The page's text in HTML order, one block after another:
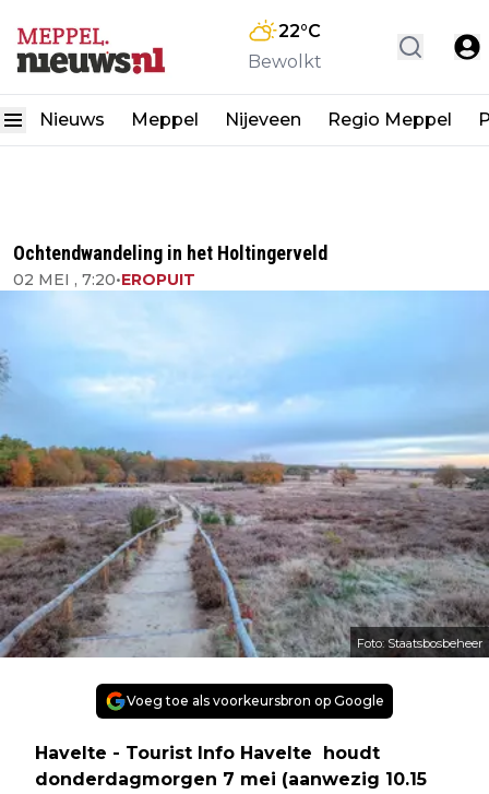
22°C
Bewolkt
Nieuws Meppel Nijeveen Regio Meppel
Ochtendwandeling in het Holtingerveld
02 MEI , 7:20•EROPUIT
Foto: Staatsbosbeheer
Voeg toe als voorkeursbron op Google
Havelte - Tourist Info Havelte houdt
donderdagmorgen 7 mei (aanwezig 10.15